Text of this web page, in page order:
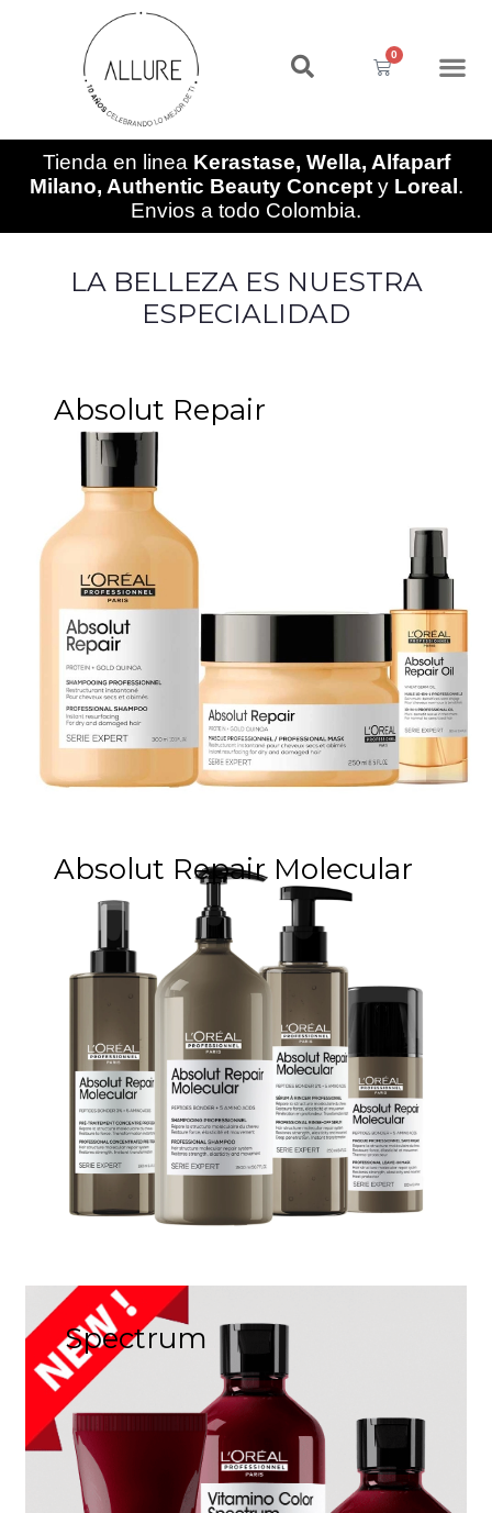
0
Cart
Tienda en linea Kerastase, Wella, Alfaparf
Milano, Authentic Beauty Concepty Loreal .
Envios a todo Colombia.
LA BELLEZA ES NUESTRA
ESPECIALIDAD
Absolut Repair
Absolut Repair Molecular
Spectrum